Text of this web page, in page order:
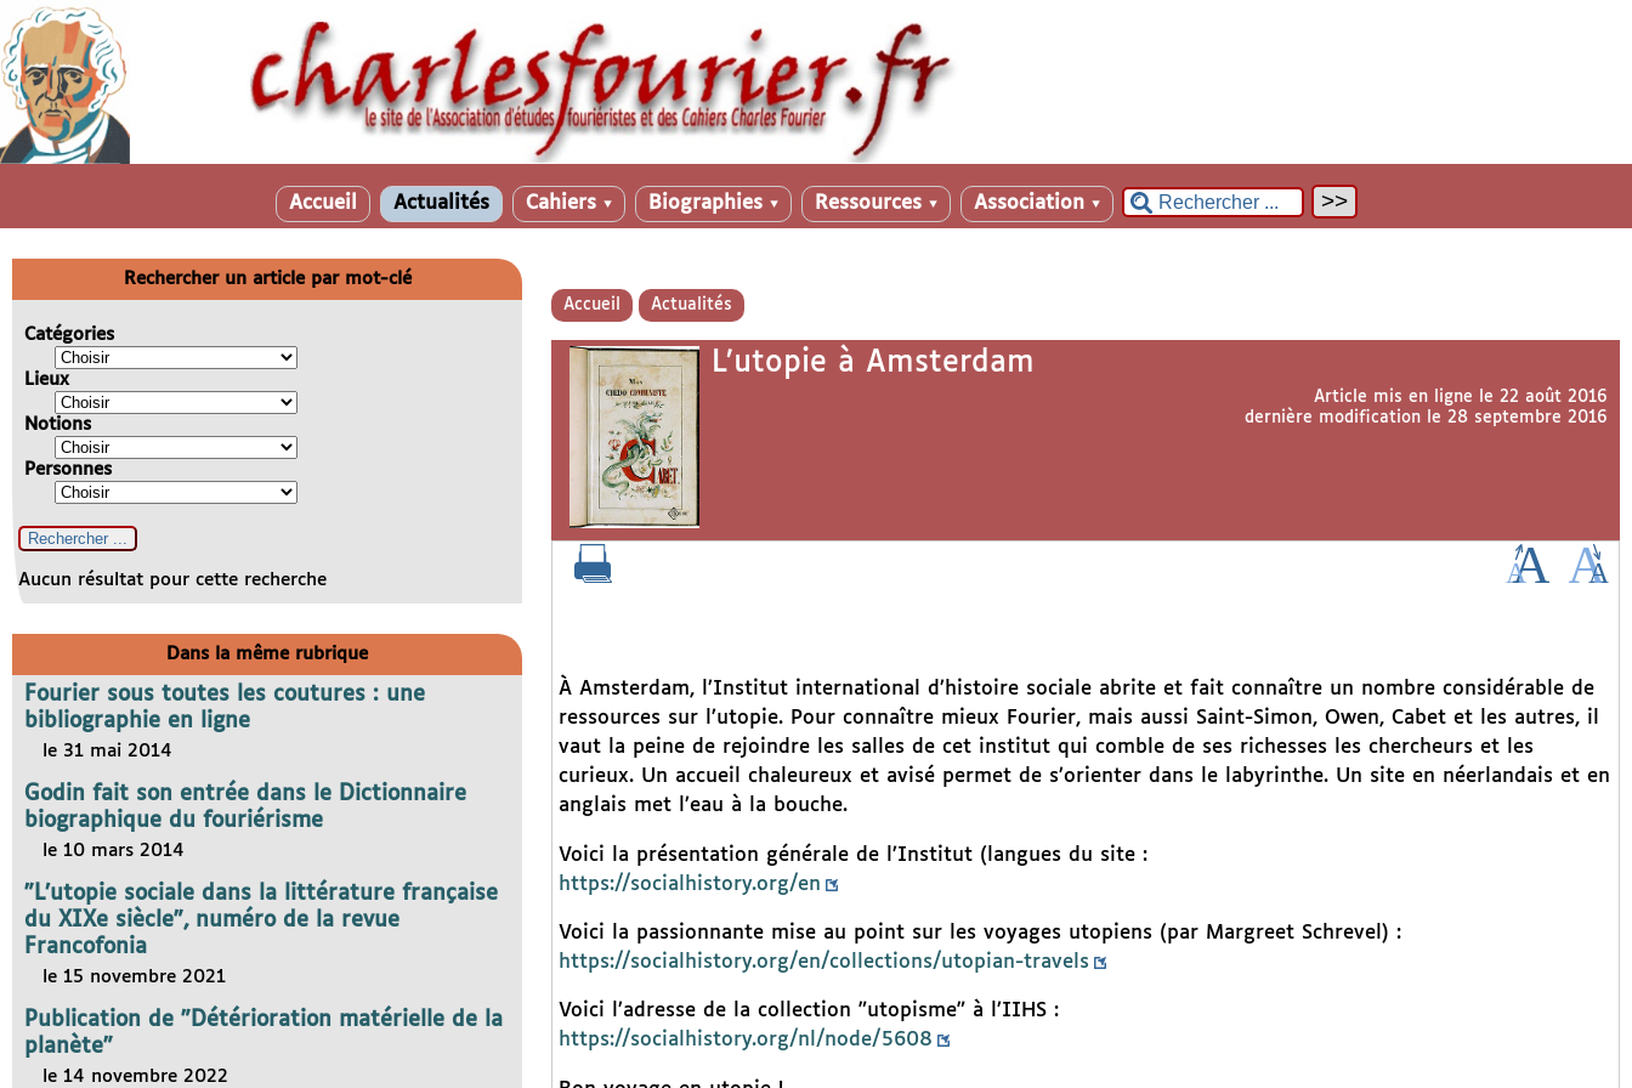
Accueil Actualités Cahiers ▼ Biographies ▼ Ressources ▼ Association ▼
Accueil Actualités
L’utopie à Amsterdam
Article mis en ligne le 22 août 2016
dernière modification le 28 septembre 2016
À Amsterdam, l’Institut international d’histoire sociale abrite et fait connaître un nombre considérable de
ressources sur l’utopie. Pour connaître mieux Fourier, mais aussi Saint-Simon, Owen, Cabet et les autres, il
vaut la peine de rejoindre les salles de cet institut qui comble de ses richesses les chercheurs et les
curieux. Un accueil chaleureux et avisé permet de s’orienter dans le labyrinthe. Un site en néerlandais et en
anglais met l’eau à la bouche.
Voici la présentation générale de l’Institut (langues du site :
https://socialhistory.org/en
Voici la passionnante mise au point sur les voyages utopiens (par Margreet Schrevel) :
https://socialhistory.org/en/collections/utopian-travels
Voici l’adresse de la collection "utopisme" à l’IIHS :
https://socialhistory.org/nl/node/5608
Rechercher un article par mot-clé
Catégories
Lieux
Notions
Personnes
Aucun résultat pour cette recherche
Dans la même rubrique
Fourier sous toutes les coutures : une
bibliographie en ligne
le 31 mai 2014
Godin fait son entrée dans le Dictionnaire
biographique du fouriérisme
le 10 mars 2014
"L’utopie sociale dans la littérature française
du XIXe siècle", numéro de la revue
Francofonia
le 15 novembre 2021
Publication de "Détérioration matérielle de la
planète"
le 14 novembre 2022